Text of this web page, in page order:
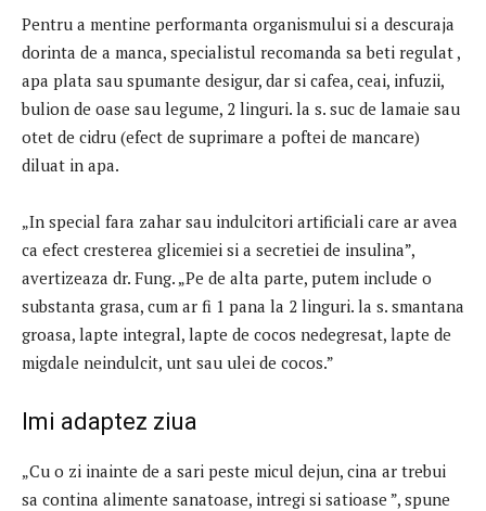
Pentru a mentine performanta organismului si a descuraja
dorinta de a manca, specialistul recomanda sa beti regulat ,
apa plata sau spumante desigur, dar si cafea, ceai, infuzii,
bulion de oase sau legume, 2 linguri. la s. suc de lamaie sau
otet de cidru (efect de suprimare a poftei de mancare)
diluat in apa.
„In special fara zahar sau indulcitori artificiali care ar avea
ca efect cresterea glicemiei si a secretiei de insulina”,
avertizeaza dr. Fung. „Pe de alta parte, putem include o
substanta grasa, cum ar fi 1 pana la 2 linguri. la s. smantana
groasa, lapte integral, lapte de cocos nedegresat, lapte de
migdale neindulcit, unt sau ulei de cocos.”
Imi adaptez ziua
„Cu o zi inainte de a sari peste micul dejun, cina ar trebui
sa contina alimente sanatoase, intregi si satioase ”, spune